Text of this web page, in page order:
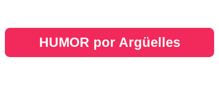
HUMOR por Argüelles​